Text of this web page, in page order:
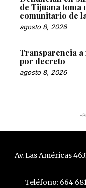
de Tijuana toma
comunitario de
agosto 8, 2026
Transparencia a
por decreto
agosto 8, 2026
-
Av. Las Américas
Teléfono: 664